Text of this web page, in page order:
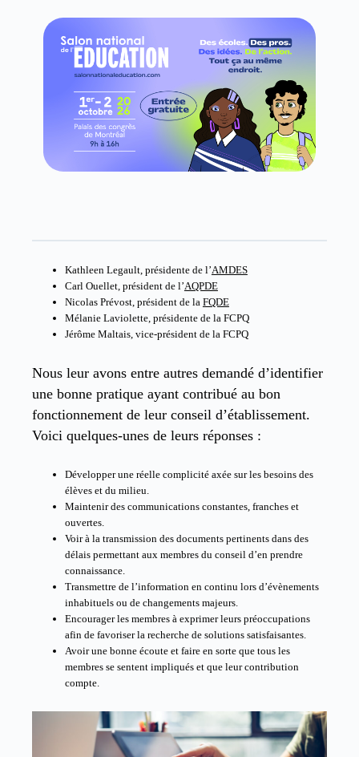
Kathleen Legault, présidente de l’AMDES
Carl Ouellet, président de l’AQPDE
Nicolas Prévost, président de la FQDE
Mélanie Laviolette, présidente de la FCPQ
Jérôme Maltais, vice-président de la FCPQ
Nous leur avons entre autres demandé d’identifier
une bonne pratique ayant contribué au bon
fonctionnement de leur conseil d’établissement.
Voici quelques-unes de leurs réponses :
Développer une réelle complicité axée sur les besoins des
élèves et du milieu.
Maintenir des communications constantes, franches et
ouvertes.
Voir à la transmission des documents pertinents dans des
délais permettant aux membres du conseil d’en prendre
connaissance.
Transmettre de l’information en continu lors d’évènements
inhabituels ou de changements majeurs.
Encourager les membres à exprimer leurs préoccupations
afin de favoriser la recherche de solutions satisfaisantes.
Avoir une bonne écoute et faire en sorte que tous les
membres se sentent impliqués et que leur contribution
compte.